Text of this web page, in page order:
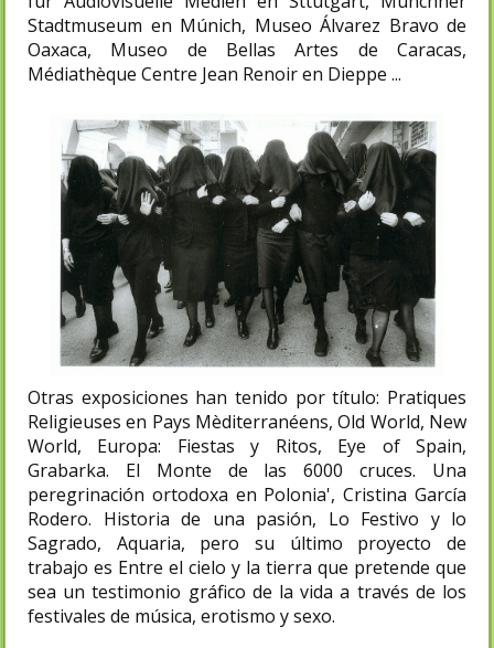
Stadtmuseum en Múnich, Museo Álvarez Bravo de
Oaxaca, Museo de Bellas Artes de Caracas,
Médiathèque Centre Jean Renoir en Dieppe ...
Otras exposiciones han tenido por título: Pratiques
Religieuses en Pays Mèditerranéens, Old World, New
World, Europa: Fiestas y Ritos, Eye of Spain,
Grabarka. El Monte de las 6000 cruces. Una
peregrinación ortodoxa en Polonia', Cristina García
Rodero. Historia de una pasión, Lo Festivo y lo
Sagrado, Aquaria, pero su último proyecto de
trabajo es Entre el cielo y la tierra que pretende que
sea un testimonio gráfico de la vida a través de los
festivales de música, erotismo y sexo.